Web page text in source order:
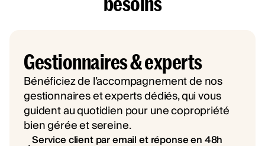
Gestionnaires & experts
Bénéficiez de l’accompagnement de nos
gestionnaires et experts dédiés, qui vous
guident au quotidien pour une copropriété
bien gérée et sereine.
Service client par email et réponse en 48h